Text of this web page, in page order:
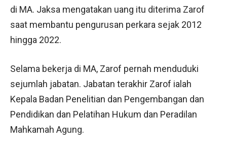
di MA. Jaksa mengatakan uang itu diterima Zarof
saat membantu pengurusan perkara sejak 2012
hingga 2022.
Selama bekerja di MA, Zarof pernah menduduki
sejumlah jabatan. Jabatan terakhir Zarof ialah
Kepala Badan Penelitian dan Pengembangan dan
Pendidikan dan Pelatihan Hukum dan Peradilan
Mahkamah Agung.